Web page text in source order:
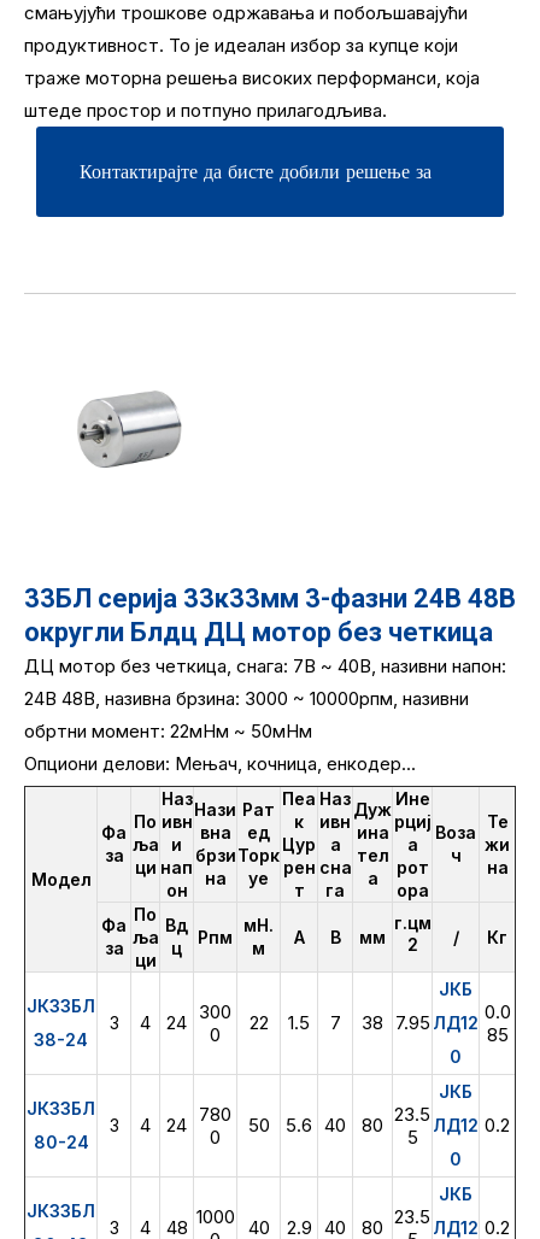
смањујући трошкове одржавања и побољшавајући
продуктивност. То је идеалан избор за купце који
траже моторна решења високих перформанси, која
штеде простор и потпуно прилагодљива.
Контактирајте да бисте добили решење за
33БЛ серија 33к33мм 3-фазни 24В 48В
округли Блдц ДЦ мотор без четкица
ДЦ мотор без четкица, снага: 7В ~ 40В, називни напон:
24В 48В, називна брзина: 3000 ~ 10000рпм, називни
обртни момент: 22мНм ~ 50мНм
Опциони делови: Мењач, кочница, енкодер...
Модел
Фа
за
По
ља
ци
Наз
ивн
и
нап
он
Нази
вна
брзи
на
Рат
ед
Торк
уе
Пеа
к
Цур
рен
т
Наз
ивн
а
сна
га
Дуж
ина
тел
а
Ине
рциј
а
рот
ора
Воза
ч
Те
жи
на
Фа
за
По
ља
ци
Вд
ц
Рпм
мН.
м
А В мм
г.цм
2
/ Кг
ЈК33БЛ
38-24
3 4 24 300
0
22 1.5 7 38 7.95
ЈКБ
ЛД12
0
0.0
85
ЈК33БЛ
80-24
3 4 24 780
0
50 5.6 40 80 23.5
5
ЈКБ
ЛД12
0
0.2
ЈК33БЛ
3 4 48 1000
40 2.9 40 80 23.5
ЈКБ
ЛД12 0.2